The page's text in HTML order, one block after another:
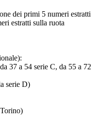
dei primi 5 numeri estratti
estratti sulla ruota
37 a 54 serie C, da 55 a 72
serie D)